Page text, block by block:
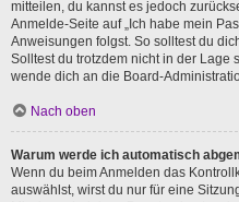
mitteilen, du kannst es jedoch
Anmelde-Seite auf „Ich habe mein
Anweisungen folgst. So solltest du
Solltest du trotzdem nicht in der Lage
wende dich an die Board-
Nach oben
Warum werde ich automatisch
Wenn du beim Anmelden das
auswählst, wirst du nur für eine